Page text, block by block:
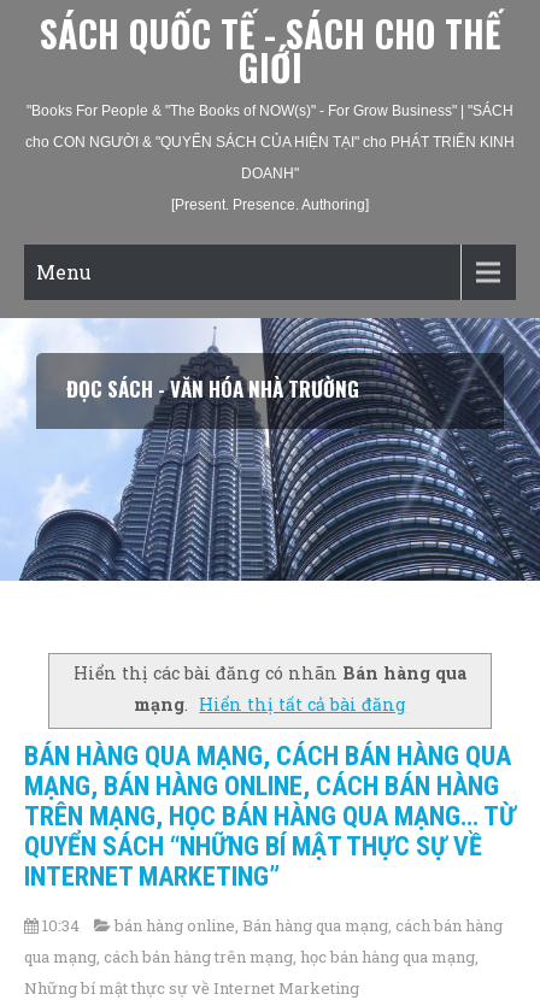
SÁCH QUỐC TẾ - SÁCH CHO THẾ
GIỚI
"Books For People & "The Books of NOW(s)" - For Grow Business" | "SÁCH
cho CON NGƯỜI & "QUYỂN SÁCH CỦA HIỆN TẠI" cho PHÁT TRIỂN KINH
DOANH"
[Present. Presence. Authoring]
Menu
ĐỌC SÁCH - VĂN HÓA NHÀ TRƯỜNG
Hiển thị các bài đăng có nhãn Bán hàng qua
mạng. Hiển thị tất cả bài đăng
BÁN HÀNG QUA MẠNG, CÁCH BÁN HÀNG QUA
MẠNG, BÁN HÀNG ONLINE, CÁCH BÁN HÀNG
TRÊN MẠNG, HỌC BÁN HÀNG QUA MẠNG… TỪ
QUYỂN SÁCH “NHỮNG BÍ MẬT THỰC SỰ VỀ
INTERNET MARKETING”
10:34 bán hàng online Bán hàng qua mạng cách bán hàng
qua mạng cách bán hàng trên mạng học bán hàng qua mạng
Những bí mật thực sự về Internet Marketing